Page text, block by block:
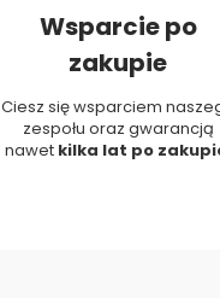
Wsparcie po
zakupie
Ciesz się wsparciem
zespołu oraz gwarancją
nawet kilka lat po